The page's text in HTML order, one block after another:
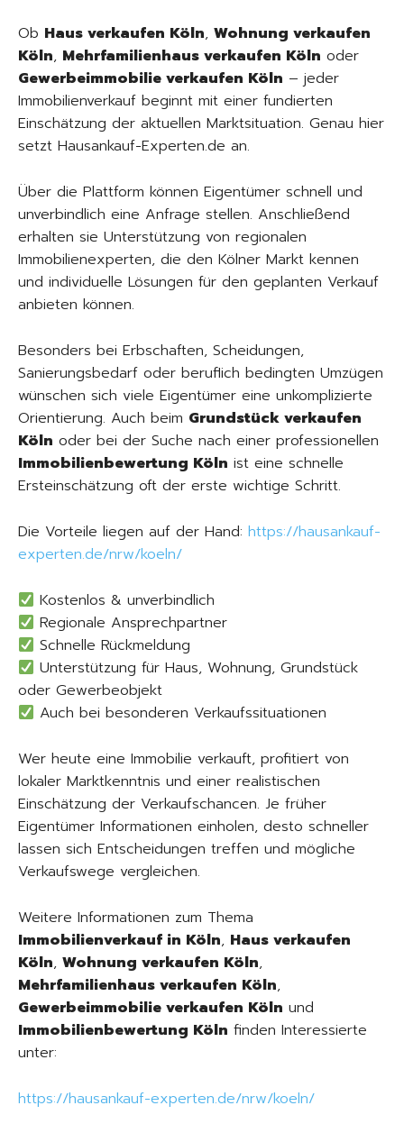
Ob Haus verkaufen Köln, Wohnung verkaufen
Köln, Mehrfamilienhaus verkaufen Köln oder
Gewerbeimmobilie verkaufen Köln – jeder
Immobilienverkauf beginnt mit einer fundierten
Einschätzung der aktuellen Marktsituation. Genau hier
setzt Hausankauf-Experten.de an.
Über die Plattform können Eigentümer schnell und
unverbindlich eine Anfrage stellen. Anschließend
erhalten sie Unterstützung von regionalen
Immobilienexperten, die den Kölner Markt kennen
und individuelle Lösungen für den geplanten Verkauf
anbieten können.
Besonders bei Erbschaften, Scheidungen,
Sanierungsbedarf oder beruflich bedingten Umzügen
wünschen sich viele Eigentümer eine unkomplizierte
Orientierung. Auch beim Grundstück verkaufen
Köln oder bei der Suche nach einer professionellen
Immobilienbewertung Köln ist eine schnelle
Ersteinschätzung oft der erste wichtige Schritt.
Die Vorteile liegen auf der Hand: https://hausankauf-
experten.de/nrw/koeln/
Kostenlos & unverbindlich
Regionale Ansprechpartner
Schnelle Rückmeldung
Unterstützung für Haus, Wohnung, Grundstück
oder Gewerbeobjekt
Auch bei besonderen Verkaufssituationen
Wer heute eine Immobilie verkauft, profitiert von
lokaler Marktkenntnis und einer realistischen
Einschätzung der Verkaufschancen. Je früher
Eigentümer Informationen einholen, desto schneller
lassen sich Entscheidungen treffen und mögliche
Verkaufswege vergleichen.
Weitere Informationen zum Thema
Immobilienverkauf in Köln, Haus verkaufen
Köln, Wohnung verkaufen Köln,
Mehrfamilienhaus verkaufen Köln,
Gewerbeimmobilie verkaufen Köln und
Immobilienbewertung Köln finden Interessierte
unter:
https://hausankauf-experten.de/nrw/koeln/